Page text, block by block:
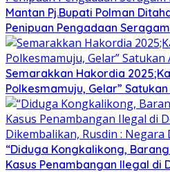
Mantan Pj.Bupati Polman
Penipuan Pengadaan
Semarakkan Hakordia
Polkesmamuju, Gelar”
“Diduga Kongkalikong,
Kasus Penambangan Ilegal di